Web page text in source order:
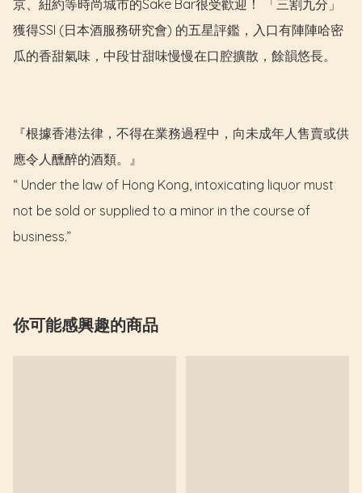
京、紐約等時尚城市的Sake Bar很受歡迎！ 「三割九分」
獲得SSI (日本酒服務研究會) 的五星評鑑，入口有陣陣哈密
瓜的香甜氣味，中段甘甜味慢慢在口腔擴散，餘韻悠長。
『根據香港法律，不得在業務過程中，向未成年人售賣或供
應令人醺醉的酒類。』
“ Under the law of Hong Kong, intoxicating liquor must
not be sold or supplied to a minor in the course of
business.”
你可能感興趣的商品